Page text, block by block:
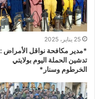
25 يناير، 2025
*مدير مكافحة نواقل الأمراض :
تدشين الحملة اليوم بولايتي
الخرطوم وسنار*